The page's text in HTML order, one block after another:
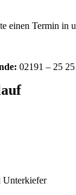
einen Termin in
02191 – 25
Unterkiefer